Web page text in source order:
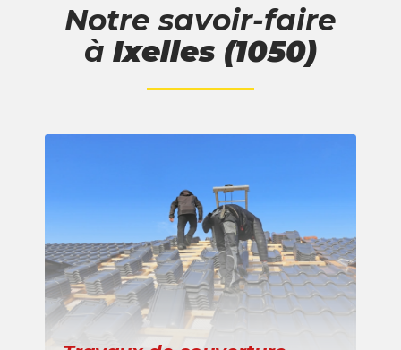
Notre savoir-faire
à Ixelles (1050)